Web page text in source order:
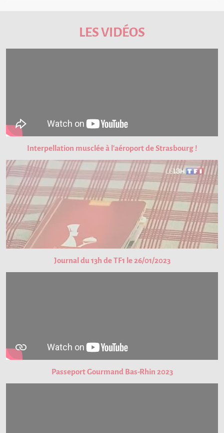
LES VIDÉOS
Interpellation musclée à l'aéroport de Strasbourg !
Journal du 13h de TF1 le 26/01/2023
Passeport Gourmand Bas-Rhin 2023